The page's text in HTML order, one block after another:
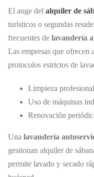
El auge del alquiler de
turísticos o segundas
frecuentes de lavandería
Las empresas que ofrecen
protocolos estrictos de
Limpieza
Uso de máquinas
Renovación
Una lavandería
gestionan alquiler de
permite lavado y secado